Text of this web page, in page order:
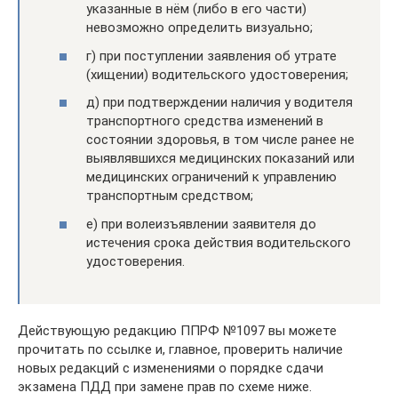
указанные в нём (либо в его части)
невозможно определить визуально;
г) при поступлении заявления об утрате
(хищении) водительского удостоверения;
д) при подтверждении наличия у водителя
транспортного средства изменений в
состоянии здоровья, в том числе ранее не
выявлявшихся медицинских показаний или
медицинских ограничений к управлению
транспортным средством;
е) при волеизъявлении заявителя до
истечения срока действия водительского
удостоверения.
Действующую редакцию ППРФ №1097 вы можете
прочитать по ссылке и, главное, проверить наличие
новых редакций с изменениями о порядке сдачи
экзамена ПДД при замене прав по схеме ниже.